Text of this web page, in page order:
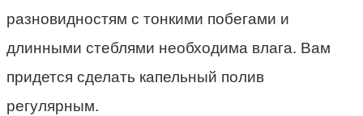
разновидностям с тонкими побегами и
длинными стеблями необходима влага. Вам
придется сделать капельный полив
регулярным.